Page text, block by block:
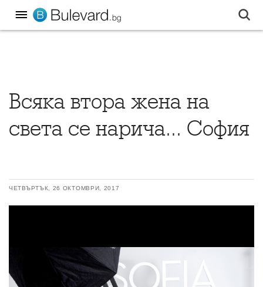
Всяка втора жена на
света се нарича... София
ЧЕТВЪРТЪК, 26 ОКТОМВРИ, 2017